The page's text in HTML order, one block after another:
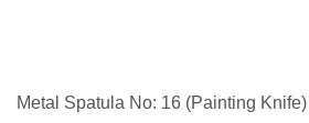
Metal Spatula No: 16 (Painting Knife)